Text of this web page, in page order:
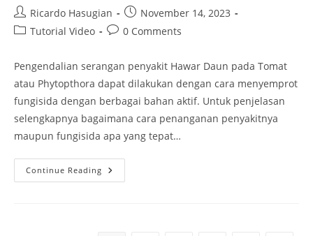
Ricardo Hasugian
November 14, 2023
Tutorial Video
0 Comments
Pengendalian serangan penyakit Hawar Daun pada Tomat
atau Phytopthora dapat dilakukan dengan cara menyemprot
fungisida dengan berbagai bahan aktif. Untuk penjelasan
selengkapnya bagaimana cara penanganan penyakitnya
maupun fungisida apa yang tepat…
Continue Reading